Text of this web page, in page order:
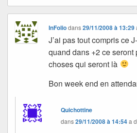
InFoliodans29/11/2008 à 13:29
J’ai pas tout compris ce
quand dans +2 ce
choses qui seront là
Bon week end en
Quichottine
dans29/11/2008 à 14:54a